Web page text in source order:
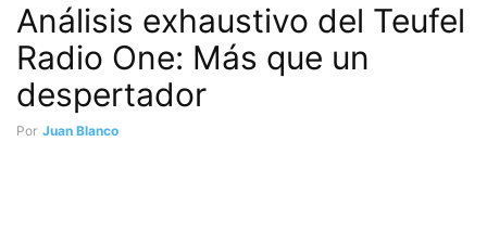
Análisis exhaustivo del Teufel
Radio One: Más que un
despertador
Por Juan Blanco